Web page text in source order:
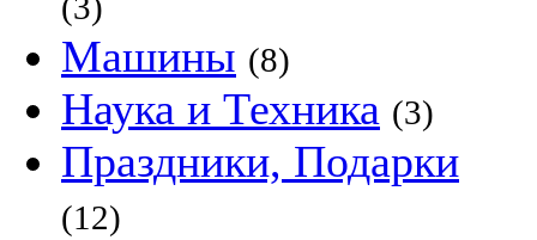
Машины (8)
Наука и Техника (3)
Праздники, Подарки
(12)